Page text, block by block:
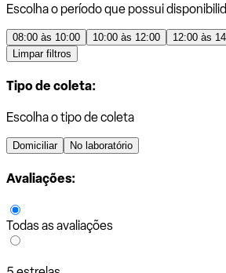
Escolha o período que possui
08:00 às 10:00 10:00 às 12:00 12:00 às
Limpar filtros
Tipo de coleta:
Escolha o tipo de coleta
Domiciliar No laboratório
Avaliações:
Todas as avaliações